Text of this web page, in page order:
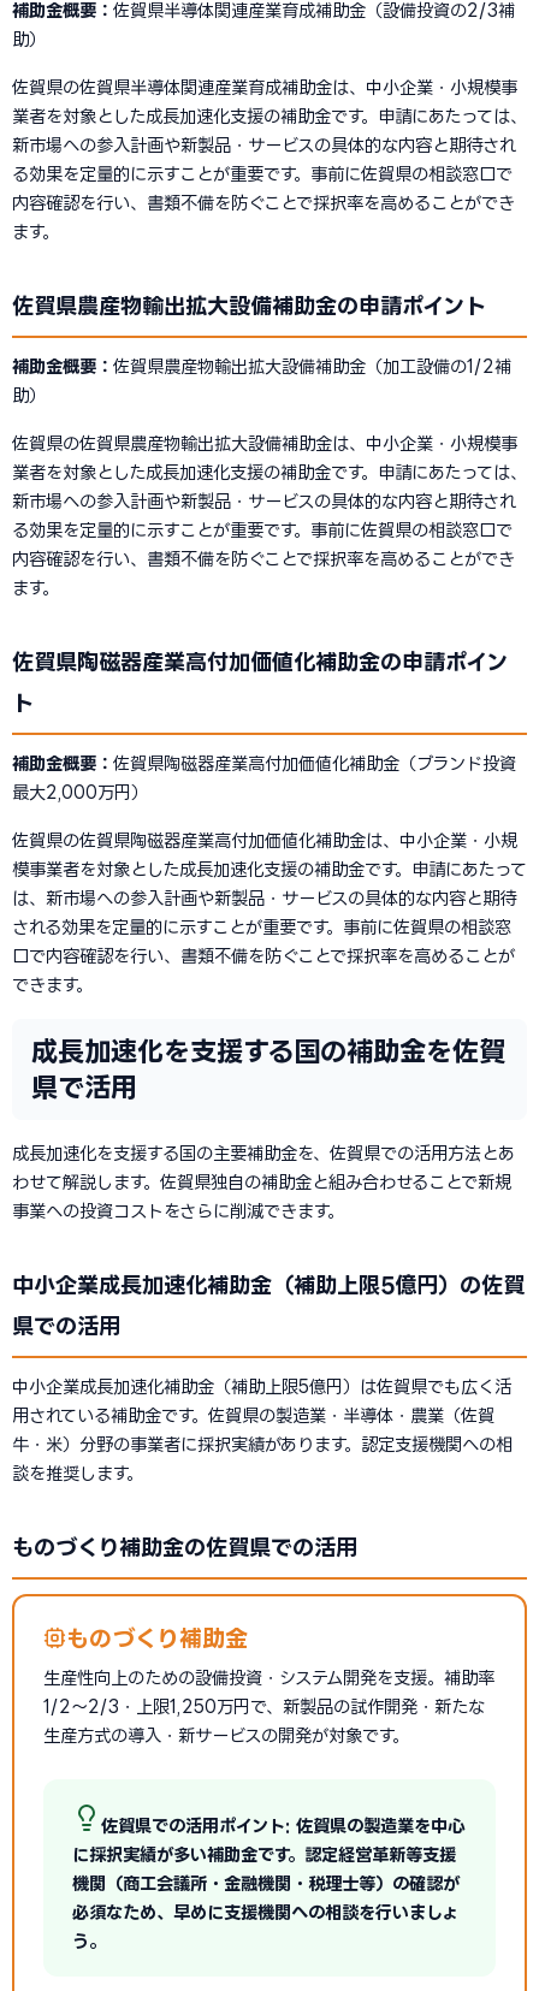
補助金概要： 佐賀県半導体関連産業育成補助金（設備投資の2/3補
助）
佐賀県の佐賀県半導体関連産業育成補助金は、中小企業・小規模事
業者を対象とした成長加速化支援の補助金です。申請にあたっては、
新市場への参入計画や新製品・サービスの具体的な内容と期待され
る効果を定量的に示すことが重要です。事前に佐賀県の相談窓口で
内容確認を行い、書類不備を防ぐことで採択率を高めることができ
ます。
佐賀県農産物輸出拡大設備補助金の申請ポイント
補助金概要： 佐賀県農産物輸出拡大設備補助金（加工設備の1/2補
助）
佐賀県の佐賀県農産物輸出拡大設備補助金は、中小企業・小規模事
業者を対象とした成長加速化支援の補助金です。申請にあたっては、
新市場への参入計画や新製品・サービスの具体的な内容と期待され
る効果を定量的に示すことが重要です。事前に佐賀県の相談窓口で
内容確認を行い、書類不備を防ぐことで採択率を高めることができ
ます。
佐賀県陶磁器産業高付加価値化補助金の申請ポイン
ト
補助金概要： 佐賀県陶磁器産業高付加価値化補助金（ブランド投資
最大2,000万円）
佐賀県の佐賀県陶磁器産業高付加価値化補助金は、中小企業・小規
模事業者を対象とした成長加速化支援の補助金です。申請にあたって
は、新市場への参入計画や新製品・サービスの具体的な内容と期待
される効果を定量的に示すことが重要です。事前に佐賀県の相談窓
口で内容確認を行い、書類不備を防ぐことで採択率を高めることが
できます。
成長加速化を支援する国の補助金を佐賀
県で活用
成長加速化を支援する国の主要補助金を、佐賀県での活用方法とあ
わせて解説します。佐賀県独自の補助金と組み合わせることで新規
事業への投資コストをさらに削減できます。
中小企業成長加速化補助金（補助上限5億円）の佐賀
県での活用
中小企業成長加速化補助金（補助上限5億円）は佐賀県でも広く活
用されている補助金です。佐賀県の製造業・半導体・農業（佐賀
牛・米）分野の事業者に採択実績があります。認定支援機関への相
談を推奨します。
ものづくり補助金の佐賀県での活用
ものづくり補助金
生産性向上のための設備投資・システム開発を支援。補助率
1/2〜2/3・上限1,250万円で、新製品の試作開発・新たな
生産方式の導入・新サービスの開発が対象です。
佐賀県での活用ポイント: 佐賀県の製造業を中心
に採択実績が多い補助金です。認定経営革新等支援
機関（商工会議所・金融機関・税理士等）の確認が
必須なため、早めに支援機関への相談を行いましょ
う。